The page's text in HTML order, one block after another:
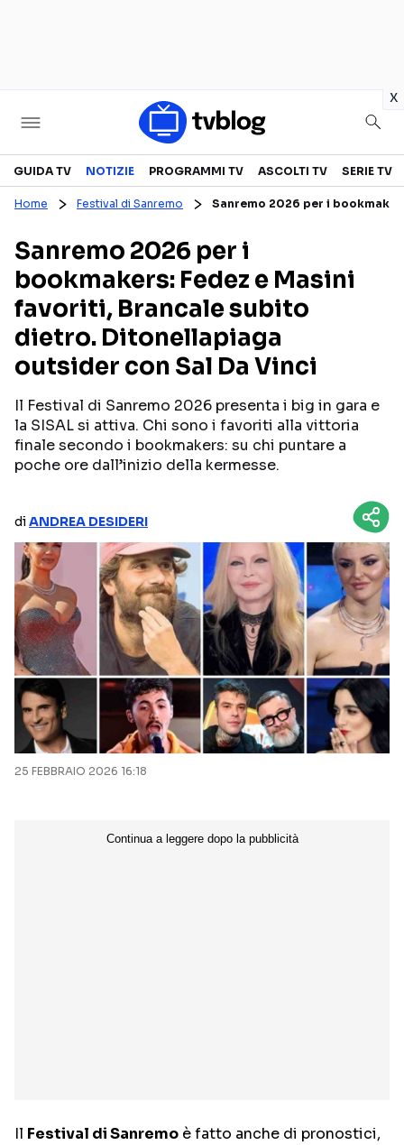
x
Televisione
CANALI TV
PROGRAMMI TV
PERSONAGGI TV
SERIE TV
REALITY SHOW
FICTION
NETFLIX
AMAZON PRIME VIDEO
RAIPLAY
MEDIASET INFINITY
DAZN
Categorie
NOTIZIE
ANTEPRIME
RETROSCENA
INTERVISTE
RUBRICHE
Seguici sui social
GUIDA TV NOTIZIE PROGRAMMI TV ASCOLTI TV SERIE TV
Home Festival di Sanremo Sanremo 2026 per i
Sanremo 2026 per i
bookmakers: Fedez e Masini
favoriti, Brancale subito
dietro. Ditonellapiaga
outsider con Sal Da Vinci
Il Festival di Sanremo 2026 presenta i big in gara e
la SISAL si attiva. Chi sono i favoriti alla vittoria
finale secondo i bookmakers: su chi puntare a
poche ore dall’inizio della kermesse.
diANDREA DESIDERI
25 FEBBRAIO 2026 16:18
Il Festival di Sanremo è fatto anche di pronostici,